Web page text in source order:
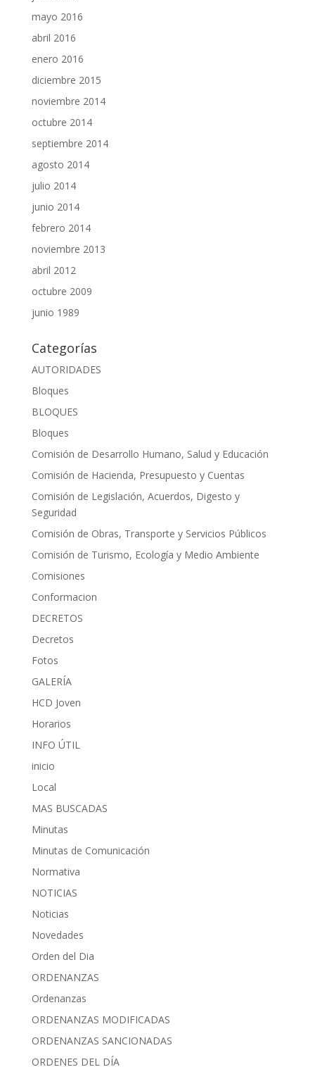
mayo 2016
abril 2016
enero 2016
diciembre 2015
noviembre 2014
octubre 2014
septiembre 2014
agosto 2014
julio 2014
junio 2014
febrero 2014
noviembre 2013
abril 2012
octubre 2009
junio 1989
Categorías
AUTORIDADES
Bloques
BLOQUES
Bloques
Comisión de Desarrollo Humano, Salud y Educación
Comisión de Hacienda, Presupuesto y Cuentas
Comisión de Legislación, Acuerdos, Digesto y
Seguridad
Comisión de Obras, Transporte y Servicios Públicos
Comisión de Turismo, Ecología y Medio Ambiente
Comisiones
Conformacion
DECRETOS
Decretos
Fotos
GALERÍA
HCD Joven
Horarios
INFO ÚTIL
inicio
Local
MAS BUSCADAS
Minutas
Minutas de Comunicación
Normativa
NOTICIAS
Noticias
Novedades
Orden del Dia
ORDENANZAS
Ordenanzas
ORDENANZAS MODIFICADAS
ORDENANZAS SANCIONADAS
ORDENES DEL DÍA